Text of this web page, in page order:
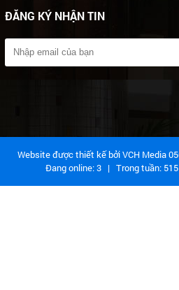
ĐĂNG KÝ NHẬN TIN
Website được thiết kế bởi VCH Media
Đang online:3 | Trong tuần: 515